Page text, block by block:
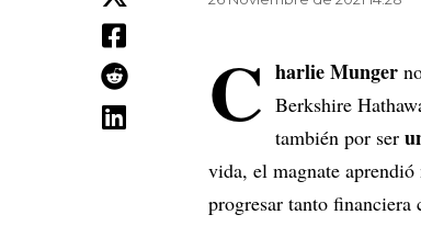
C harlie Munger
Berkshire
también por ser
vida, el magnate aprendió
progresar tanto financiera